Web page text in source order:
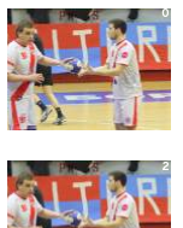
0
2